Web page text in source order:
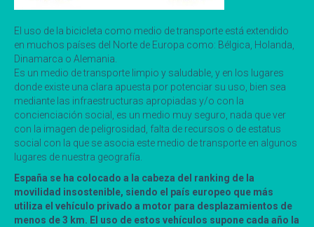
El uso de la bicicleta como medio de transporte está extendido
en muchos países del Norte de Europa como: Bélgica, Holanda,
Dinamarca o Alemania.
Es un medio de transporte limpio y saludable, y en los lugares
donde existe una clara apuesta por potenciar su uso, bien sea
mediante las infraestructuras apropiadas y/o con la
concienciación social, es un medio muy seguro, nada que ver
con la imagen de peligrosidad, falta de recursos o de estatus
social con la que se asocia este medio de transporte en algunos
lugares de nuestra geografía.
España se ha colocado a la cabeza del ranking de la
movilidad insostenible, siendo el país europeo que más
utiliza el vehículo privado a motor para desplazamientos de
menos de 3 km. El uso de estos vehículos supone cada año la